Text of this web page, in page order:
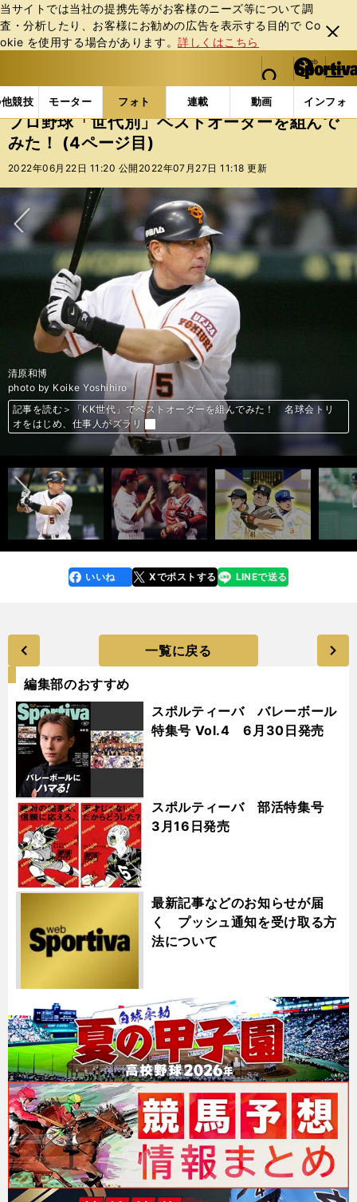
当サイトでは当社の提携先等がお客様のニーズ等について調
査・分析したり、お客様にお勧めの広告を表⽰する⽬的で Co
okie を使⽤する場合があります。詳しくはこちら
閉じ
る
web Sportiva (webスポルティーバ)
検索
マイペ
ー
ジ
メニュ
競技 モーター フォト 連載 動画 インフォ
b
ス
ポ
ル
ー
バ
フォトギャラリー コラムフォト プロ野球「世代別
プロ野球「世代別」ベストオーダーを組んで
みた！ (4ページ目)
2022年06月22日 11:20 公開 2022年07月27日 11:18 更新
次へ
KK世代でベストオーダーを組んでみた！
記事を読む＞「KK世代」でベストオーダーを組んでみた！ 名球会トリ
オをはじめ、仕事人がズラリ
桑田真澄
photo by Koike Yoshihiro
記事を読む＞「KK世代」でベストオーダーを組んでみた！ 名球会トリ
オをはじめ、仕事人がズラリ
田中幸雄
photo by Kyodo News
記事を読む＞「KK世代」でベストオーダーを組んでみた！ 名球会トリ
オをはじめ、仕事人がズラリ
清原和博
photo by Koike Yoshihiro
記事を読む＞「KK世代」でベストオーダーを組んでみた！ 名球会トリ
オをはじめ、仕事人がズラリ
西山秀二
photo by Kyodo News
記事を読む＞「KK世代」でベストオーダーを組んでみた！ 名球会トリ
オをはじめ、仕事人がズラリ
「立浪世代」でベストオーダーを組んでみた！
記事を読む＞「「立浪世代」でベストオーダーを組んでみた！ 甲子園を
沸かせた精鋭たちが大集結
「立浪世代」でベストオーダーを組んでみた！
photo by Sankei Visual
記事を読む＞「「立浪世代」でベストオーダーを組んでみた！ 甲子園を
沸かせた精鋭たちが大集結
「立浪世代」でベストオーダーを組んでみた！
photo by Sankei Visual
記事を読む＞「「立浪世代」でベストオーダーを組んでみた！ 甲子園を
沸かせた精鋭たちが大集結
「立浪世代」でベストオーダーを組んでみた！
photo by Sankei Visual
記事を読む＞「「立浪世代」でベストオーダーを組んでみた！ 甲子園を
沸かせた精鋭たちが大集結
「立浪世代」でベストオーダーを組んでみた！
photo by Sankei Visual
記事を読む＞「「立浪世代」でベストオーダーを組んでみた！ 甲子園を
沸かせた精鋭たちが大集結
前へ
faceboo
k
いいね Xでポストする
line LINEで送る
一覧に戻る
編集部のおすすめ
スポルティーバ バレーボール
特集号 Vol.4 6月30日発売
スポルティーバ 部活特集号
3月16日発売
最新記事などのお知らせが届
く プッシュ通知を受け取る方
法について